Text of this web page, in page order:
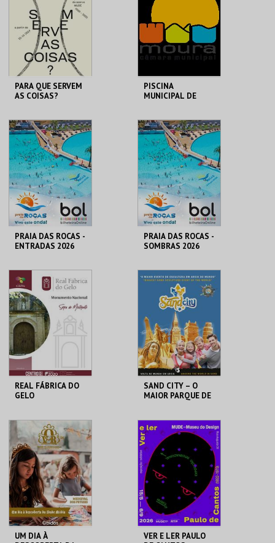
MAIS INFO
COMPRAR COMPRAR
PARA QUE SERVEM
AS COISAS?
MUDE
MAIS INFO
COMPRAR
PISCINA
MUNICIPAL DE
PISCINA MUN. AR
LIVRE
MAIS INFO
COMPRAR
PRAIA DAS ROCAS -
ENTRADAS 2026
PRAIA DAS ROCAS
MAIS INFO
COMPRAR
PRAIA DAS ROCAS -
SOMBRAS 2026
PRAIA DAS ROCAS
MAIS INFO
COMPRAR
REAL FÁBRICA DO
GELO
REAL FÁBRICA DO
GELO
MAIS INFO
COMPRAR
SAND CITY – O
MAIOR PARQUE DE
SAND CITY
MAIS INFO
COMPRAR
UM DIA À
VER E LER PAULO